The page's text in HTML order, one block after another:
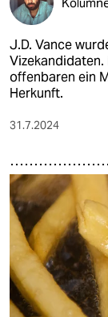
J.D. Vance
Vizekandidaten.
offenbaren ein
Herkunft.
31.7.2024